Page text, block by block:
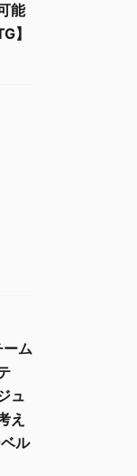
能
】
ーム
ュ
え
ル